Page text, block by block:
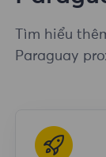
Tìm hiểu
Paraguay